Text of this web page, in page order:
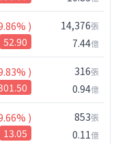
)
52.90
14,376張
7.44億
) 316張
0.94億
)
13.05
853張
0.11億